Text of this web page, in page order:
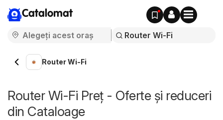
Catalomat
Router Wi-Fi
Router Wi-Fi Preț - Oferte și reduceri
din Cataloage